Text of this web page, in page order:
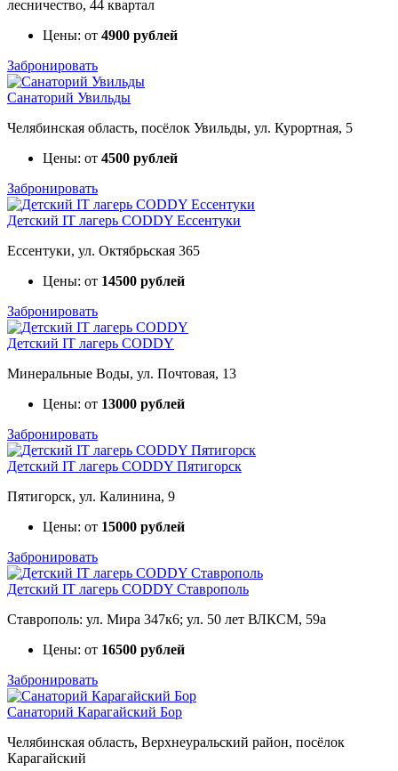
лесничество, 44 квартал
Цены: от 4900 рублей
Забронировать
Санаторий Увильды
Челябинская область, посёлок Увильды, ул. Курортная, 5
Цены: от 4500 рублей
Забронировать
Детский IT лагерь CODDY Ессентуки
Ессентуки, ул. Октябрьская 365
Цены: от 14500 рублей
Забронировать
Детский IT лагерь CODDY
Минеральные Воды, ул. Почтовая, 13
Цены: от 13000 рублей
Забронировать
Детский IT лагерь CODDY Пятигорск
Пятигорск, ул. Калинина, 9
Цены: от 15000 рублей
Забронировать
Детский IT лагерь CODDY Ставрополь
Ставрополь: ул. Мира 347к6; ул. 50 лет ВЛКСМ, 59а
Цены: от 16500 рублей
Забронировать
Санаторий Карагайский Бор
Челябинская область, Верхнеуральский район, посёлок
Карагайский